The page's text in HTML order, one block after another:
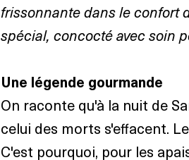
frissonnante dans le confort
spécial, concocté avec soin
Une légende gourmande
On raconte qu'à la nuit de
celui des morts s'effacent.
C'est pourquoi, pour les